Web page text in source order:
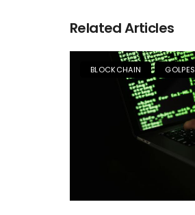
Related Articles
BLOCKCHAIN GOLPES